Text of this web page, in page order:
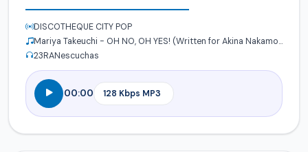
DISCOTHEQUE CITY POP
Mariya Takeuchi - OH NO, OH YES! (Written for Akina Nakamori in 1986)
23RANescuchas
00:00